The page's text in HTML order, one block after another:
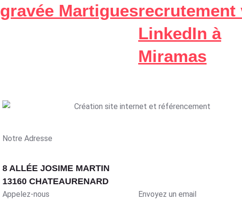
gravée Martiguesrecrutement
LinkedIn à
Miramas
Notre Adresse
8 ALLÉE JOSIME MARTIN
13160 CHATEAURENARD
Appelez-nous Envoyez un email